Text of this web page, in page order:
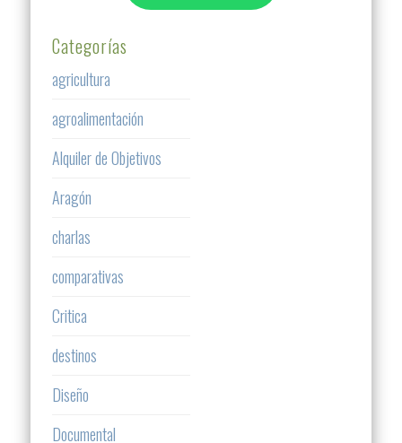
Categorías
agricultura
agroalimentación
Alquiler de Objetivos
Aragón
charlas
comparativas
Critica
destinos
Diseño
Documental